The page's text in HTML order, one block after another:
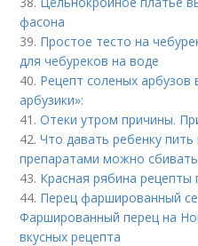
фасона
39. Простое тесто на
для чебуреков на воде
40. Рецепт соленых арбузов
арбузики»:
41.Отеки утром причины.
42.Что давать ребенку
препаратами можно
43. Красная рябина рецепты
44. Перец фаршированный
Фаршированный перец на
вкусных рецепта